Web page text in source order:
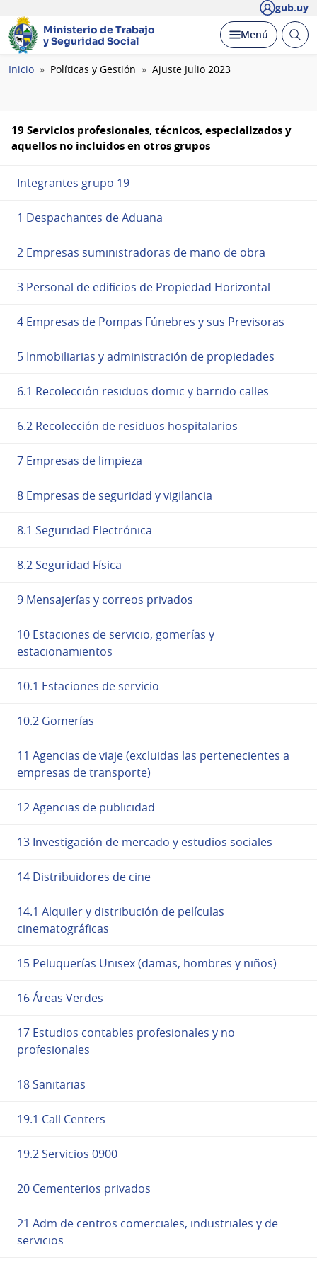
gub.uy
Ministerio de Trabajo
y Seguridad Social
Desplegar
Menú Abrir
Ruta
Inicio Políticas y Gestión Ajuste Julio 2023
19 Servicios profesionales, técnicos, especializados y
aquellos no incluidos en otros grupos
Integrantes grupo 19
1 Despachantes de Aduana
2 Empresas suministradoras de mano de obra
3 Personal de edificios de Propiedad Horizontal
4 Empresas de Pompas Fúnebres y sus Previsoras
5 Inmobiliarias y administración de propiedades
6.1 Recolección residuos domic y barrido calles
6.2 Recolección de residuos hospitalarios
7 Empresas de limpieza
8 Empresas de seguridad y vigilancia
8.1 Seguridad Electrónica
8.2 Seguridad Física
9 Mensajerías y correos privados
10 Estaciones de servicio, gomerías y
estacionamientos
10.1 Estaciones de servicio
10.2 Gomerías
11 Agencias de viaje (excluidas las pertenecientes a
empresas de transporte)
12 Agencias de publicidad
13 Investigación de mercado y estudios sociales
14 Distribuidores de cine
14.1 Alquiler y distribución de películas
cinematográficas
15 Peluquerías Unisex (damas, hombres y niños)
16 Áreas Verdes
17 Estudios contables profesionales y no
profesionales
18 Sanitarias
19.1 Call Centers
19.2 Servicios 0900
20 Cementerios privados
21 Adm de centros comerciales, industriales y de
servicios